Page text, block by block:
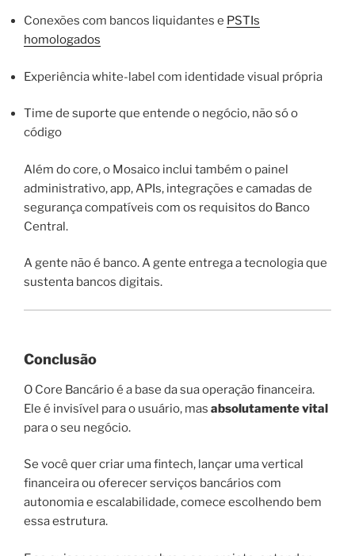
Conexões com bancos liquidantes e PSTIs
homologados
Experiência white-label com identidade visual própria
Time de suporte que entende o negócio, não só o
código
Além do core, o Mosaico inclui também o painel
administrativo, app, APIs, integrações e camadas de
segurança compatíveis com os requisitos do Banco
Central.
A gente não é banco. A gente entrega a tecnologia que
sustenta bancos digitais.
Conclusão
O Core Bancário é a base da sua operação financeira.
Ele é invisível para o usuário, mas absolutamente vital
para o seu negócio.
Se você quer criar uma fintech, lançar uma vertical
financeira ou oferecer serviços bancários com
autonomia e escalabilidade, comece escolhendo bem
essa estrutura.